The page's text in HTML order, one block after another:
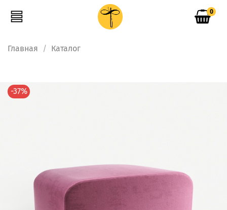
0
Главная Каталог
-37%